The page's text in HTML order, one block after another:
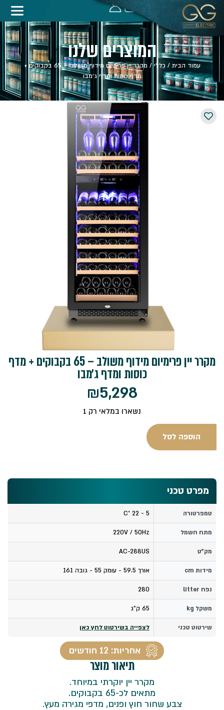
המוצרים שלנו
עמוד הבית / כללי
/ מקרר יין פרימיום מידוף משולב – 65 בקבוקים +
מדף כוסות ומדף ג׳מבו
תיאור מוצר
מקרר יין יוקרתי במיוחד.
מתאים לכ-65 בקבוקים.
צבע שחור חוץ ופנים, מדפי מגירה מעץ.
מקרר יין פרימיום מידוף משולב – 65 בקבוקים + מדף
כוסות ומדף ג׳מבו
₪5,298
נשארו במלאי רק 1
הוספה לסל
מפרט טכני
טמפרטורה 5 ~ 22 °C
מתח חשמל 220V / 50Hz
מק"ט AC-288US
מידות cm אורך 59.5 - עומק 55 - גובה 161
נפח litter 280
משקל kg 65 ק"ג
שירטוט טכני לצפייה בשירטוט לחץ כאן
אחריות: 12 חודשים